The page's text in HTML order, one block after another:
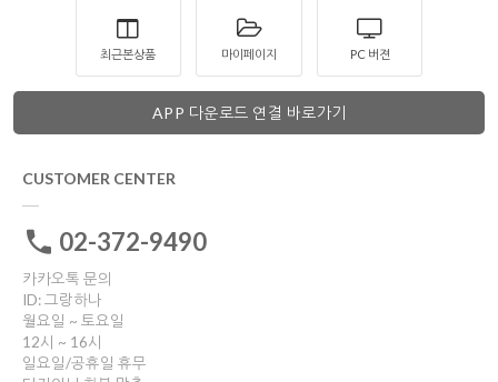
최근본상품 마이페이지 PC 버젼
APP 다운로드 연결 바로가기
CUSTOMER CENTER
02-372-9490
카카오톡 문의
ID: 그랑하나
월요일 ~ 토요일
12시 ~ 16시
일요일/공휴일 휴무